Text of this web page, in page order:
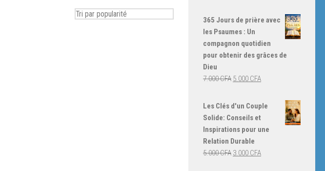
365 Jours de prière avec
les Psaumes : Un
compagnon quotidien
pour obtenir des grâces de
Dieu
7.000CFA Le
initial
était :
5.000 CFALe
actuel
5.000 CFA.
Les Clés d'un Couple
Solide: Conseils et
Inspirations pour une
Relation Durable
5.000CFA Le
3.000 CFALe